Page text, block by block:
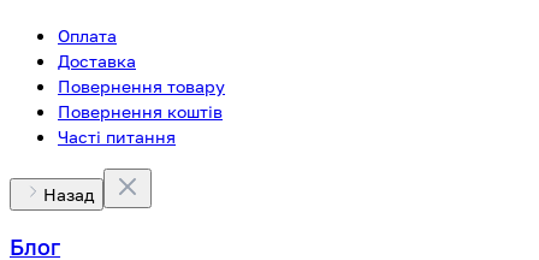
Оплата
Доставка
Повернення товару
Повернення коштів
Часті питання
Назад
Блог